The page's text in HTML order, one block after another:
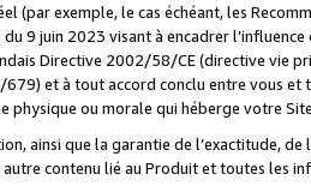
(par exemple, le cas échéant, les
9 juin 2023 visant à encadrer
Directive 2002/58/CE (directive vie
679) et à tout accord conclu entre vous
physique ou morale qui héberge votre
ainsi que la garantie de l’exactitude,
contenu lié au Produit et toutes les